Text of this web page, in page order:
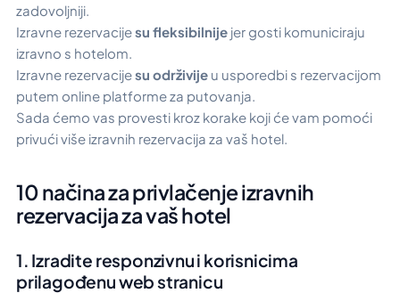
zadovoljniji.
Izravne rezervacijesu fleksibilnije jer gosti komuniciraju
izravno s hotelom.
Izravne rezervacijesu održivije u usporedbi s rezervacijom
putem online platforme za putovanja.
Sada ćemo vas provesti kroz korake koji će vam pomoći
privući više izravnih rezervacija za vaš hotel.
10 načina za privlačenje izravnih
rezervacija za vaš hotel
1. Izradite responzivnu i korisnicima
prilagođenu web stranicu